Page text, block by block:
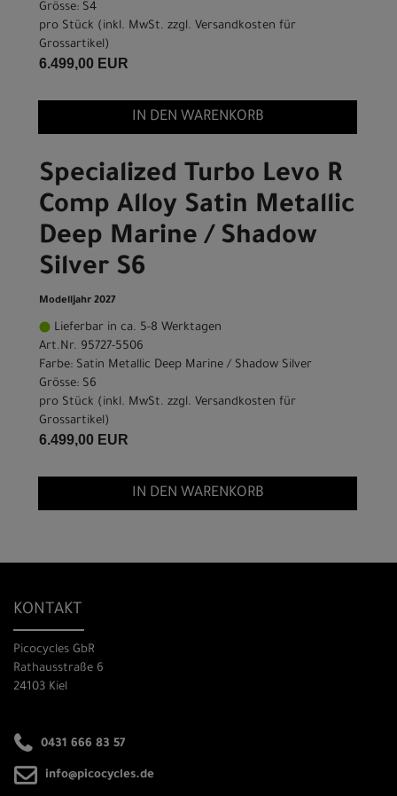
Grösse: S4
pro Stück (inkl. MwSt. zzgl. Versandkosten für
Grossartikel)
6.499,00 EUR
IN DEN WARENKORB
Specialized Turbo Levo R
Comp Alloy Satin Metallic
Deep Marine / Shadow
Silver S6
Modelljahr 2027
Lieferbar in ca. 5-8 Werktagen
Art.Nr. 95727-5506
Farbe: Satin Metallic Deep Marine / Shadow Silver
Grösse: S6
pro Stück (inkl. MwSt. zzgl. Versandkosten für
Grossartikel)
6.499,00 EUR
IN DEN WARENKORB
KONTAKT
Picocycles GbR
Rathausstraße 6
24103 Kiel
0431 666 83 57
info@picocycles.de